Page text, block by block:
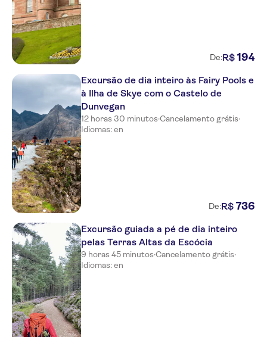
De:R$ 194
Excursão de dia inteiro às Fairy Pools e
à Ilha de Skye com o Castelo de
Dunvegan
12 horas 30 minutos·Cancelamento grátis·
Idiomas: en
De:R$ 736
Excursão guiada a pé de dia inteiro
pelas Terras Altas da Escócia
9 horas 45 minutos·Cancelamento grátis·
Idiomas: en